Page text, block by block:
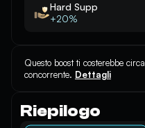
Hard Supp
+20%
Questo boost ti costerebbe circa
concorrente. Dettagli
Riepilogo